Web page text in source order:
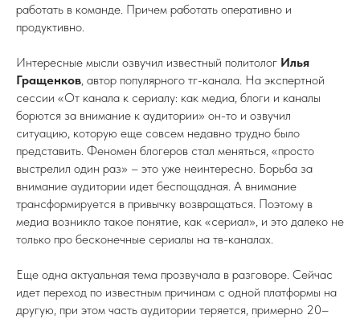
работать в команде. Причем работать оперативно и
продуктивно.
Интересные мысли озвучил известный политолог Илья
Гращенков, автор популярного тг-канала. На экспертной
сессии «От канала к сериалу: как медиа, блоги и каналы
борются за внимание к аудитории» он-то и озвучил
ситуацию, которую еще совсем недавно трудно было
представить. Феномен блогеров стал меняться, «просто
выстрелил один раз» – это уже неинтересно. Борьба за
внимание аудитории идет беспощадная. А внимание
трансформируется в привычку возвращаться. Поэтому в
медиа возникло такое понятие, как «сериал», и это далеко не
только про бесконечные сериалы на тв-каналах.
Еще одна актуальная тема прозвучала в разговоре. Сейчас
идет переход по известным причинам с одной платформы на
другую, при этом часть аудитории теряется, примерно 20–